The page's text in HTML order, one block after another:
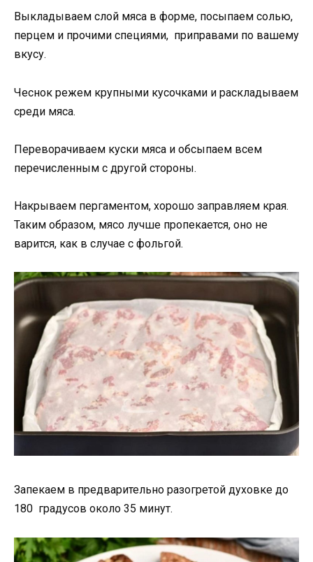
Выкладываем слой мяса в форме, посыпаем солью,
перцем и прочими специями, приправами по вашему
вкусу.
Чеснок режем крупными кусочками и раскладываем
среди мяса.
Переворачиваем куски мяса и обсыпаем всем
перечисленным с другой стороны.
Накрываем пергаментом, хорошо заправляем края.
Таким образом, мясо лучше пропекается, оно не
варится, как в случае с фольгой.
Запекаем в предварительно разогретой духовке до
180 градусов около 35 минут.